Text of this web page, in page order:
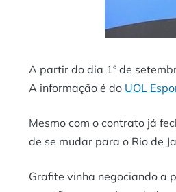
A partir do dia 1º de
A informação é do UOL
Mesmo com o contrato já
de se mudar para o Rio de
Grafite vinha negociando a